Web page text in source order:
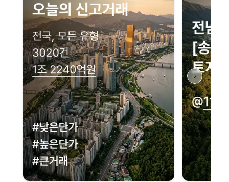
네이버 지도 연결 안내
현재 네이버 지도 연결이 원활하지 않아 지도를 불러올 수 없습니다.
이용에 불편을 드려 죄송합니다.
다시 시도